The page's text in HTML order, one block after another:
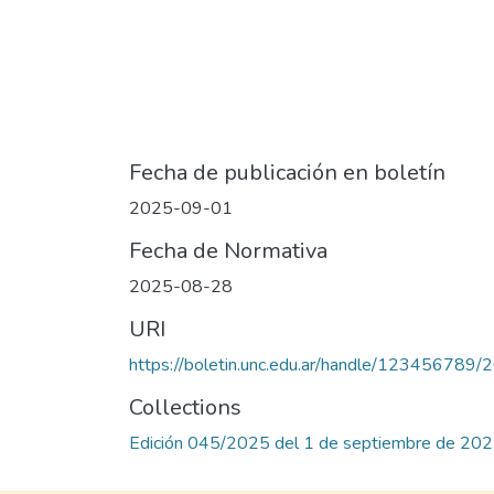
Fecha de publicación en boletín
2025-09-01
Fecha de Normativa
2025-08-28
URI
https://boletin.unc.edu.ar/handle/123456789/
Collections
Edición 045/2025 del 1 de septiembre de